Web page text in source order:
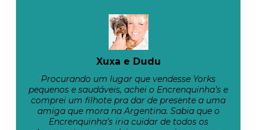
Xuxa e Dudu
Procurando um lugar que vendesse Yorks
pequenos e saudáveis, achei o Encrenquinha’s e
comprei um filhote pra dar de presente a uma
amiga que mora na Argentina. Sabia que o
Encrenquinha’s iria cuidar de todos os